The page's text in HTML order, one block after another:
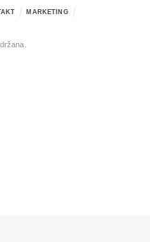
MARKETING